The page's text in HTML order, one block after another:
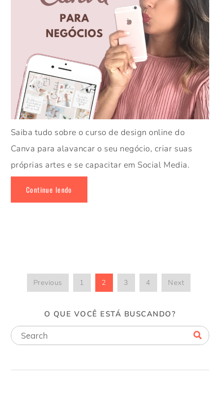
Saiba tudo sobre o curso de design online do
Canva para alavancar o seu negócio, criar suas
próprias artes e se capacitar em Social Media.
Continue lendo
Previous 1 2 3 4 Next
O QUE VOCÊ ESTÁ BUSCANDO?